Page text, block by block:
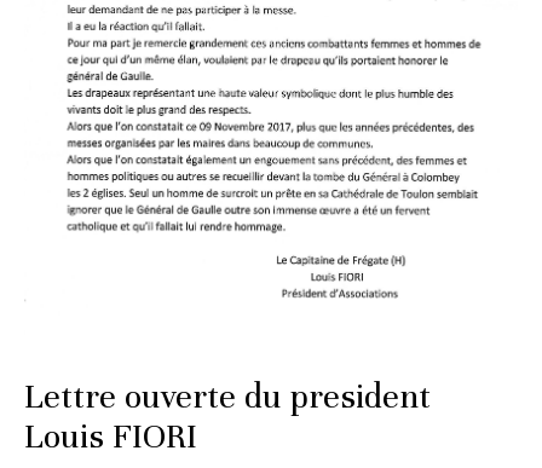
Lettre ouverte du president
Louis FIORI